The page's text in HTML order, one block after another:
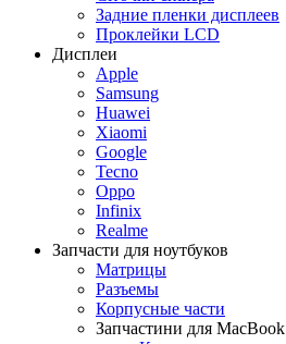
Задние пленки дисплеев
Проклейки LCD
Дисплеи
Apple
Samsung
Huawei
Xiaomi
Google
Tecno
Oppo
Infinix
Realme
Запчасти для ноутбуков
Матрицы
Разъемы
Корпусные части
Запчастини для MacBook